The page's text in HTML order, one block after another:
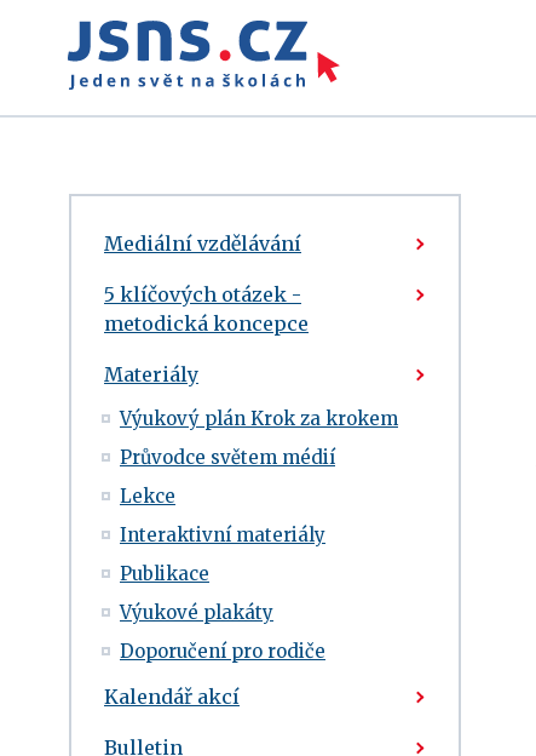
Mediální vzdělávání
5 klíčových otázek -
metodická koncepce
Materiály
Výukový plán Krok za krokem
Průvodce světem médií
Lekce
Interaktivní materiály
Publikace
Výukové plakáty
Doporučení pro rodiče
Kalendář akcí
Bulletin